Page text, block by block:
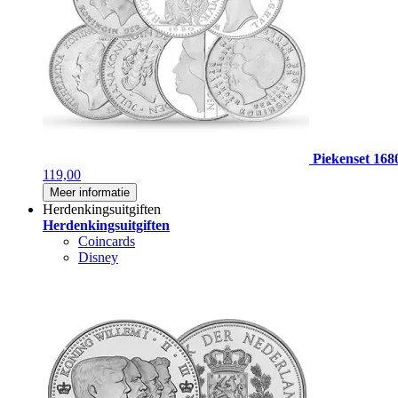
Piekenset
119,00
Meer informatie
Herdenkingsuitgiften
Herdenkingsuitgiften
Coincards
Disney